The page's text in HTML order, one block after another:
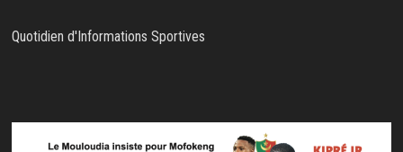
Quotidien d'Informations Sportives